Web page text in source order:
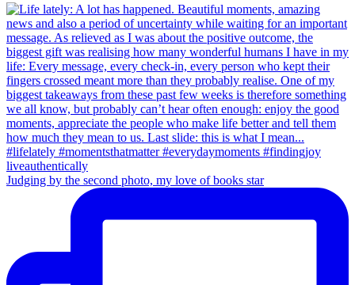
Judging by the second photo, my love of books star